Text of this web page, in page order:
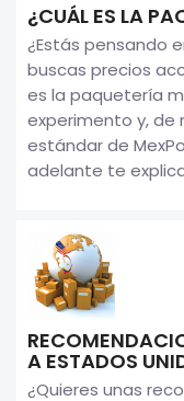
¿CUÁL ES LA
¿Estás pensando
buscas precios
es la paquetería
experimento y, de
estándar de
adelante te
A ESTADOS
¿Quieres unas